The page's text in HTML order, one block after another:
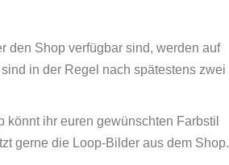
den Shop verfügbar sind, werden auf
in der Regel nach spätestens zwei
könnt ihr euren gewünschten Farbstil
gerne die Loop-Bilder aus dem Shop.